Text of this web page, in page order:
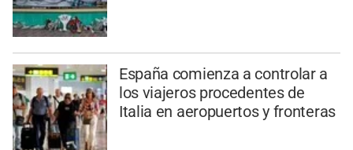
España comienza a controlar a
los viajeros procedentes de
Italia en aeropuertos y fronteras